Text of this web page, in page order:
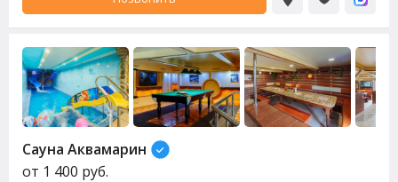
Сауна Аквамарин
от 1 400 руб.